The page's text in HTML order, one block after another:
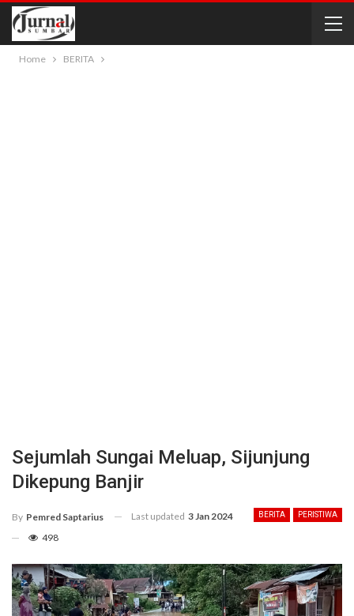
Home BERITA
Sejumlah Sungai Meluap, Sijunjung
Dikepung Banjir
BERITA PERISTIWA
By Pemred Saptarius Last updated 3 Jan 2024
498